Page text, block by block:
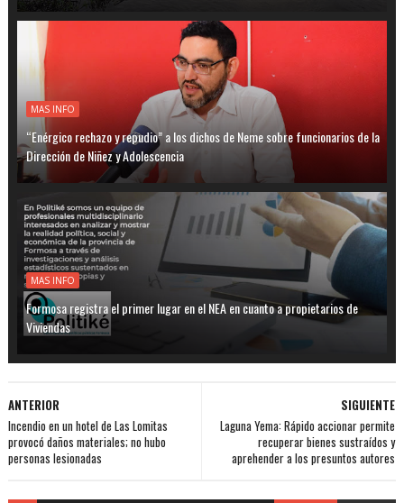
MAS INFO
“Enérgico rechazo y repudio” a los dichos de Neme sobre funcionarios de la
Dirección de Niñez y Adolescencia
MAS INFO
Formosa registra el primer lugar en el NEA en cuanto a propietarios de
Viviendas
SIGUIENTE
Laguna Yema: Rápido accionar permite
recuperar bienes sustraídos y
aprehender a los presuntos autores
ANTERIOR
Incendio en un hotel de Las Lomitas
provocó daños materiales; no hubo
personas lesionadas